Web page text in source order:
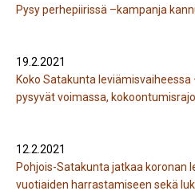
Pysy perhepiirissä –kampanja
19.2.2021
Koko Satakunta
pysyvät voimassa,
12.2.2021
Pohjois-Satakunta jatkaa koronan
vuotiaiden harrastamiseen sekä